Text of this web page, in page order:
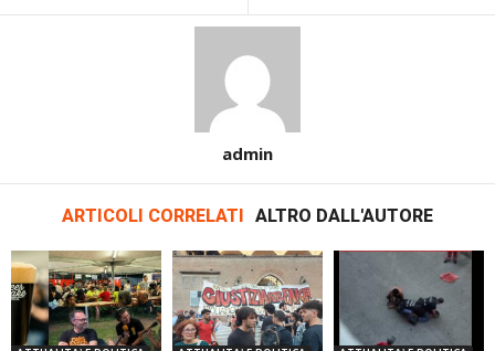
admin
ARTICOLI CORRELATI ALTRO DALL'AUTORE